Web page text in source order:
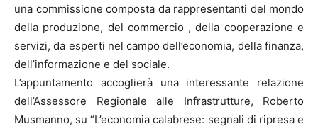
una commissione composta da rappresentanti del mondo
della produzione, del commercio , della cooperazione e
servizi, da esperti nel campo dell’economia, della finanza,
dell’informazione e del sociale.
L’appuntamento accoglierà una interessante relazione
dell’Assessore Regionale alle Infrastrutture, Roberto
Musmanno, su “L’economia calabrese: segnali di ripresa e